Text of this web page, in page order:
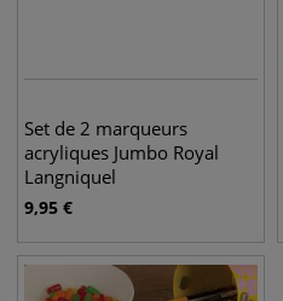
Set de 2 marqueurs
acryliques Jumbo Royal
Langniquel
9,95 €